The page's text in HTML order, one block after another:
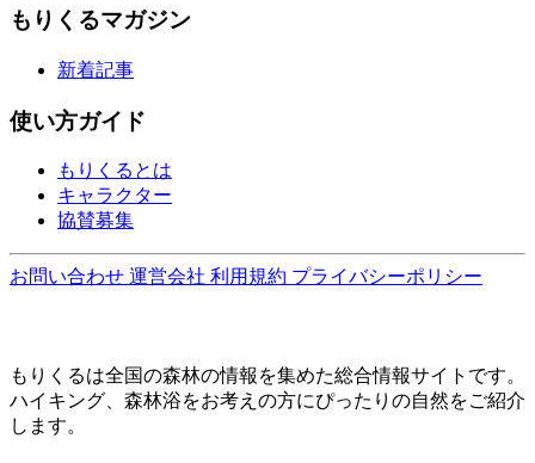
もりくるマガジン
新着記事
使い方ガイド
もりくるとは
キャラクター
協賛募集
お問い合わせ 運営会社 利用規約 プライバシーポリシー
もりくるは全国の森林の情報を集めた総合情報サイトです。
ハイキング、森林浴をお考えの方にぴったりの自然をご紹介
します。